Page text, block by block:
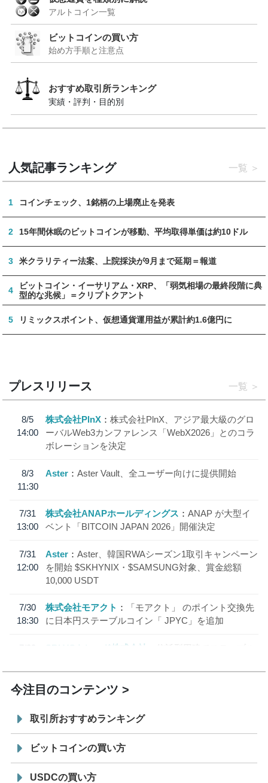
アルトコイン一覧
ビットコインの買い方
始め方手順と注意点
おすすめ取引所ランキング
実績・評判・目的別
人気記事ランキング 一覧
1 コインチェック、1銘柄の上場廃止を発表
2 15年間休眠のビットコインが移動、平均取得単価は約10ドル
3 米クラリティー法案、上院採決が9月まで延期＝報道
4
ビットコイン・イーサリアム・XRP、「弱気相場の最終段階に典
型的な兆候」＝クリプトクアント
5 リミックスポイント、仮想通貨運用益が累計約1.6億円に
プレスリリース 一覧
8/5
14:00
株式会社PlnX
株式会社PlnX、アジア最大級のグロ
ーバルWeb3カンファレンス「WebX2026」とのコラ
ボレーションを決定
8/3
11:30
Aster Aster Vault、全ユーザー向けに提供開始
7/31
13:00
株式会社ANAPホールディングス
ANAP が大型イ
ベント「BITCOIN JAPAN 2026」開催決定
7/31
12:00
Aster
Aster、韓国RWAシーズン1取引キャンペーン
を開始 $SKHYNIX・$SAMSUNG対象、賞金総額
10,000 USDT
7/30
18:30
株式会社モアクト
「モアクト」 のポイント交換先
に日本円ステーブルコイン「 JPYC」を追加
7/29
SBI VCトレード株式会社
信託型円建てステーブル
今注目のコンテンツ
取引所おすすめランキング
ビットコインの買い方
USDCの買い方